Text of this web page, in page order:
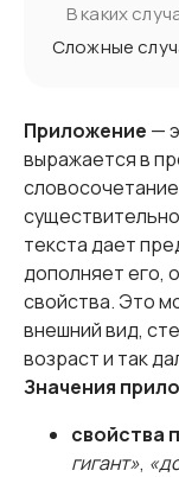
В каких
Сложные
Приложение —
выражается в
текста дает
дополняет его,
свойства. Это
внешний вид,
возраст и так
Значения
свойства
гигант»,